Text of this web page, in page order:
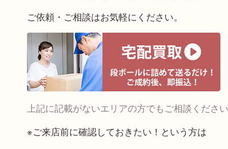
ご依頼・ご相談はお気軽にください。
上記に記載がないエリアの方でもご相談ください
※ご来店前に確認しておきたい！という方は